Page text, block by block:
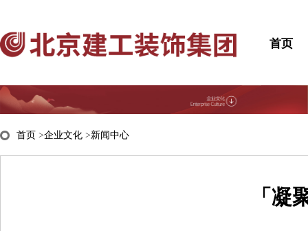
首页
首页 >企业文化 >新闻中心
「凝